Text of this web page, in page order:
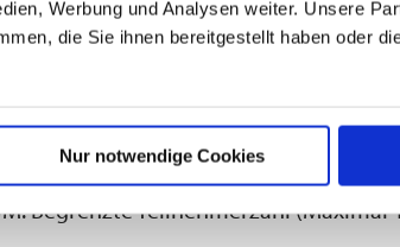
Werbung und Analysen weiter. Unsere
die Sie ihnen bereitgestellt haben oder
Nur notwendige Cookies
Seebruck (bei ungünstiger
und Familien mit Kindern ab 10
liegt während der gesamten
Begleitperson. Es ist erforderlich, dass
wird. Preis inklusive Eintrittskarte
Begrenzte Teilnehmerzahl (Maximal